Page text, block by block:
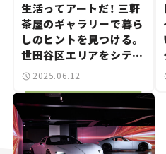
生活ってアートだ！ 三軒
茶屋のギャラリーで暮ら
しのヒントを見つける。
世田谷区エリアをシティ
ガイド【生活工房編】
うする？＜第5回＞
2025.06.12